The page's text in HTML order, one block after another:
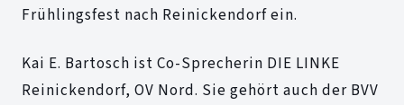
Frühlingsfest nach Reinickendorf ein.
Kai E. Bartosch ist Co-Sprecherin DIE LINKE
Reinickendorf, OV Nord. Sie gehört auch der BVV